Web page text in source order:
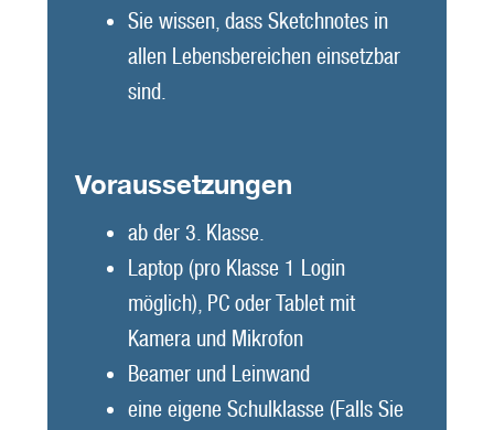
Sie wissen, dass Sketchnotes in
allen Lebensbereichen einsetzbar
sind.
Voraussetzungen
ab der 3. Klasse.
Laptop (pro Klasse 1 Login
möglich), PC oder Tablet mit
Kamera und Mikrofon
Beamer und Leinwand
eine eigene Schulklasse (Falls Sie